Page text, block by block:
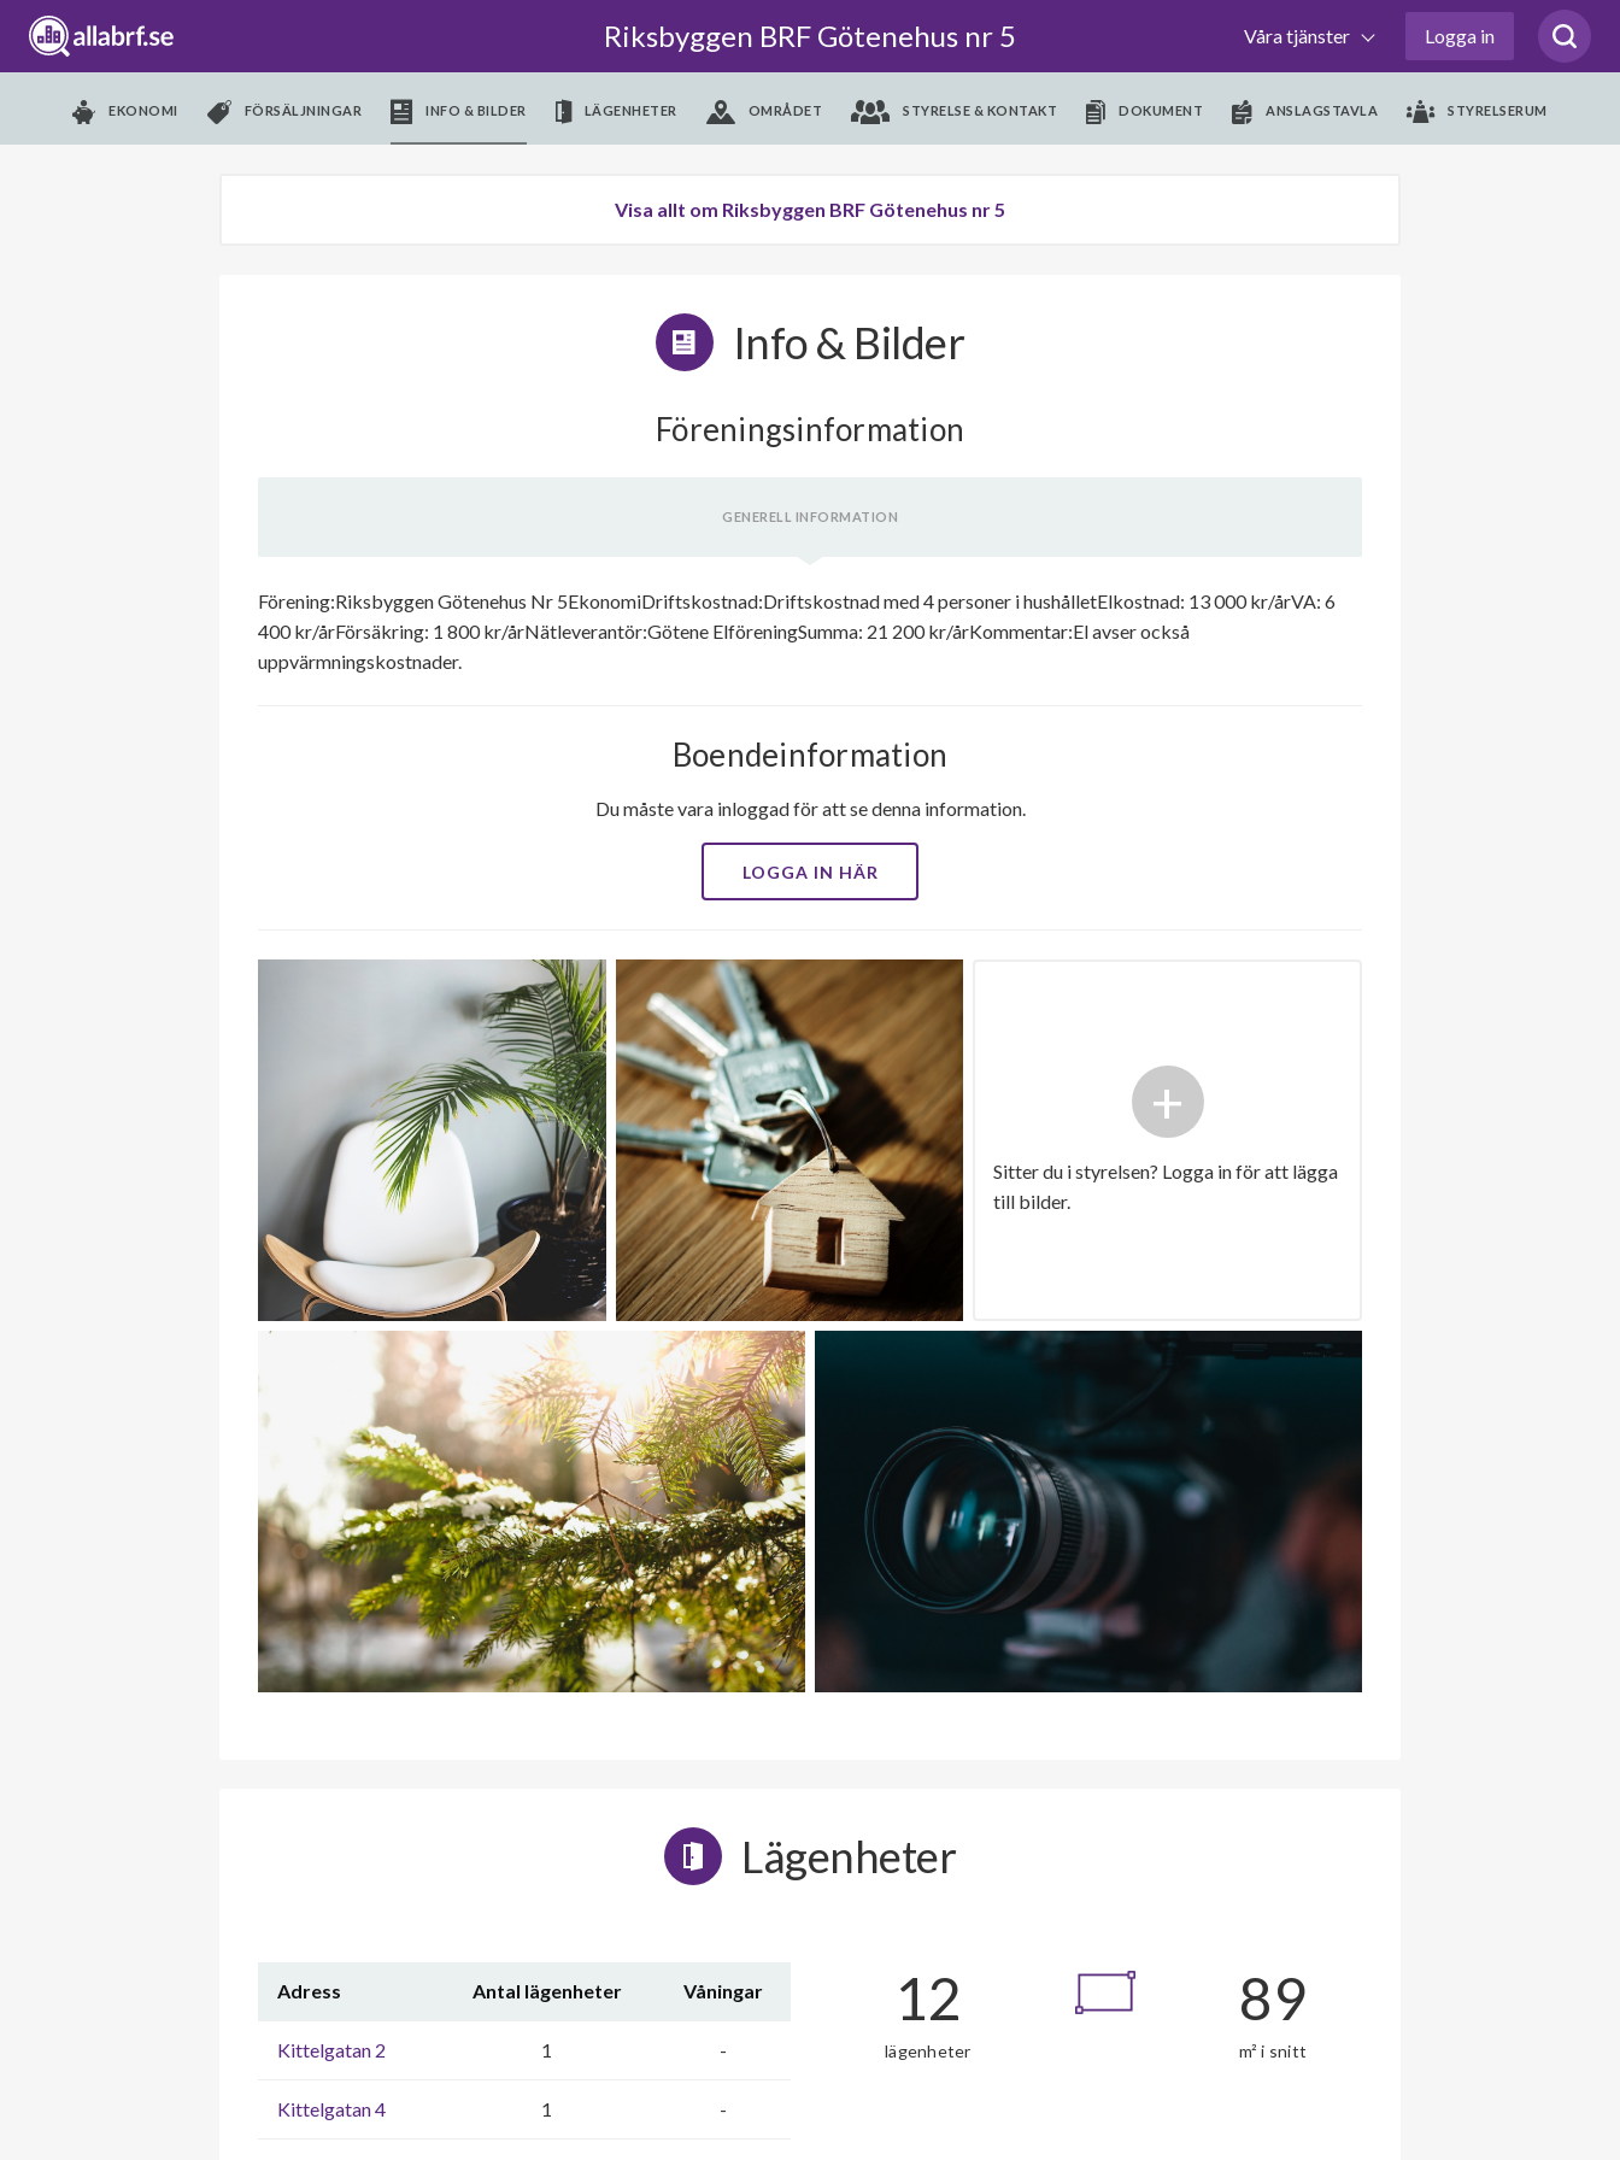
Riksbyggen BRF Götenehus nr 5 Våra tjänster Logga in
EKONOMI FÖRSÄLJNINGAR INFO & BILDER LÄGENHETER OMRÅDET STYRELSE & KONTAKT DOKUMENT ANSLAGSTAVLA STYRELSERUM
Visa allt om Riksbyggen BRF Götenehus nr 5
Info & Bilder
Föreningsinformation
GENERELL INFORMATION
Förening:Riksbyggen Götenehus Nr 5EkonomiDriftskostnad:Driftskostnad med 4 personer i hushålletElkostnad: 13 000 kr/årVA: 6
400 kr/årFörsäkring: 1 800 kr/årNätleverantör:Götene ElföreningSumma: 21 200 kr/årKommentar:El avser också
uppvärmningskostnader.
Boendeinformation
Du måste vara inloggad för att se denna information.
LOGGA IN HÄR
+
Sitter du i styrelsen? Logga in för att lägga
till bilder.
Lägenheter
Adress Antal lägenheter Våningar
Kittelgatan 2 1 -
Kittelgatan 4 1 -
12
lägenheter
89
m² i snitt